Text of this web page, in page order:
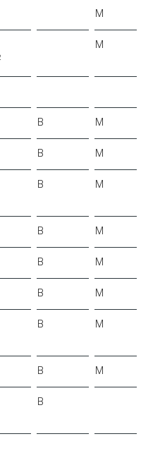
M
M
B M
B M
B M
B M
B M
B M
B M
B M
B